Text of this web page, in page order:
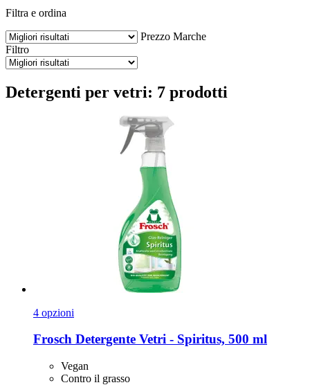
Filtra e ordina
Prezzo Marche
Filtro
Detergenti per vetri: 7 prodotti
4 opzioni
Frosch Detergente Vetri -​ Spiritus, 500 ml
Vegan
Contro il grasso